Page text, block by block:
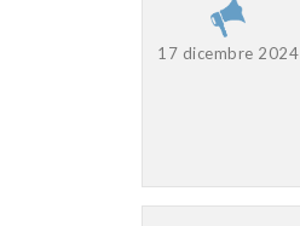
17 dicembre 2024